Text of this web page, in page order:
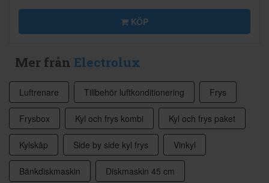
KÖP
Mer från Electrolux
Luftrenare Tillbehör luftkonditionering Frys
Frysbox Kyl och frys kombi Kyl och frys paket
Kylskåp Side by side kyl frys Vinkyl
Bänkdiskmaskin Diskmaskin 45 cm